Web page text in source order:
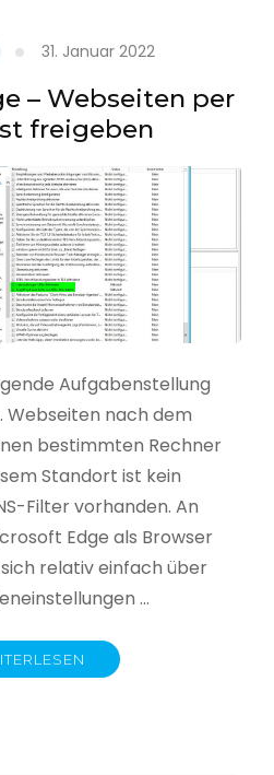
(UPN)
im
Active
Directory
31. Januar 2022
– Webseiten per
freigeben
Aufgabenstellung
Webseiten nach dem
bestimmten Rechner
Standort ist kein
Filter vorhanden. An
Edge als Browser
relativ einfach über
…